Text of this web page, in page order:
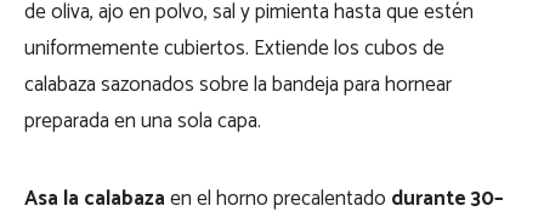
de oliva, ajo en polvo, sal y pimienta hasta que estén
uniformemente cubiertos. Extiende los cubos de
calabaza sazonados sobre la bandeja para hornear
preparada en una sola capa.
Asa la calabazaen el horno precalentado durante 30–